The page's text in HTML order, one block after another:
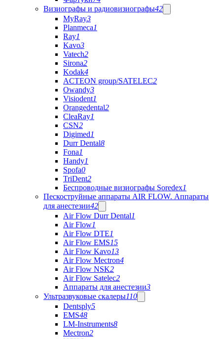
Визиографы и радиовизиографы42
MyRay3
Planmeca1
Ray1
Kavo3
Vatech2
Sirona2
Kodak4
ACTEON group/SATELEC2
Owandy3
Visiodent1
Orangedental2
CleaRay1
CSN2
Digimed1
Durr Dental8
Fona1
Handy1
Spofa0
TriDent2
Беспроводные визиографы Soredex1
Пескоструйные аппараты AIR FLOW. Аппараты
для анестезии42
Air Flow Durr Dental1
Air Flow1
Air Flow DTE1
Air Flow EMS15
Air Flow Kavo13
Air Flow Mectron4
Air Flow NSK2
Air Flow Satelec2
Аппараты для анестезии3
Ультразвуковые скалеры110
Dentsply5
EMS48
LM-Instruments8
Mectron2